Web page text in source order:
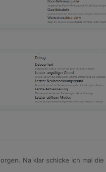
Na klar schicke ich mal die